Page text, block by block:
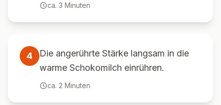
ca. 3 Minuten
4
Die angerührte Stärke langsam in die
warme Schokomilch einrühren.
ca. 2 Minuten